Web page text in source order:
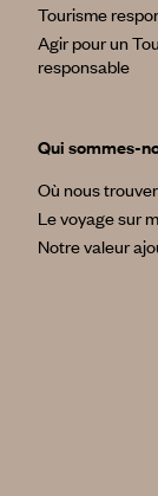
Tourisme
Agir pour un
responsable
Qui sommes-
Où nous
Le voyage sur
Notre valeur